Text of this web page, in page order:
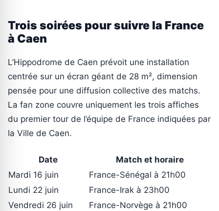
Trois soirées pour suivre la France
à Caen
L’Hippodrome de Caen prévoit une installation
centrée sur un écran géant de 28 m², dimension
pensée pour une diffusion collective des matchs.
La fan zone couvre uniquement les trois affiches
du premier tour de l’équipe de France indiquées par
la Ville de Caen.
Date
Match et horaire
Mardi 16 juin
France-Sénégal à 21h00
Lundi 22 juin
France-Irak à 23h00
Vendredi 26 juin
France-Norvège à 21h00